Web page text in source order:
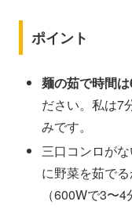
ポイント
麺の茹で時間
ださい。私は7
みです。
三口コンロが
に野菜を茹で
（600Wで3〜4